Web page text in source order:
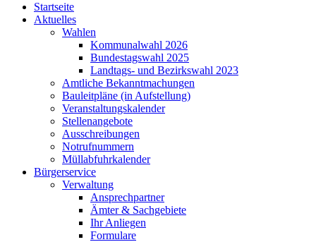
Startseite
Aktuelles
Wahlen
Kommunalwahl 2026
Bundestagswahl 2025
Landtags- und Bezirkswahl 2023
Amtliche Bekanntmachungen
Bauleitpläne (in Aufstellung)
Veranstaltungskalender
Stellenangebote
Ausschreibungen
Notrufnummern
Müllabfuhrkalender
Bürgerservice
Verwaltung
Ansprechpartner
Ämter & Sachgebiete
Ihr Anliegen
Formulare